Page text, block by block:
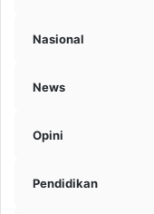
Nasional
News
Opini
Pendidikan